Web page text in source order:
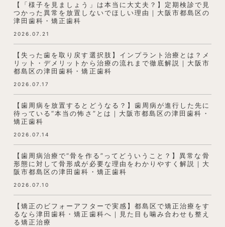
【「様子を見ましょう」は本当に大丈夫？】定期検診で見
つかった異常を放置しないでほしい理由｜大阪市都島区の
津田歯科・矯正歯科
2026.07.21
【失った歯を取り戻す選択肢】インプラント治療とは？メ
リット・デメリットから治療の流れまで徹底解説｜大阪市
都島区の津田歯科・矯正歯科
2026.07.17
【歯周病を放置するとどうなる？】歯周病が進行した先に
待っている“本当の怖さ”とは｜大阪市都島区の津田歯科・
矯正歯科
2026.07.14
【歯周病治療で“骨を作る”ってどういうこと？】異常な骨
形態に対して骨形成が必要な理由をわかりやすく解説｜大
阪市都島区の津田歯科・矯正歯科
2026.07.10
【矯正のビフォーアフターで実感】都島区で矯正治療をす
るなら津田歯科・矯正歯科へ｜見た目も噛み合わせも整え
る矯正治療